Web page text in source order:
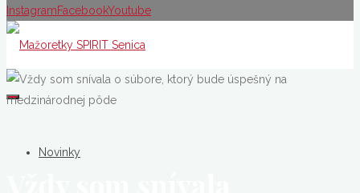
InstagramFacebookYoutube
Mažoretky
SPIRIT
Novinky